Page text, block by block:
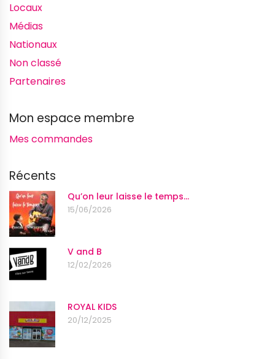
Locaux
Médias
Nationaux
Non classé
Partenaires
Mon espace membre
Mes commandes
Récents
Qu’on leur laisse le temps…
15/06/2026
V and B
12/02/2026
ROYAL KIDS
20/12/2025